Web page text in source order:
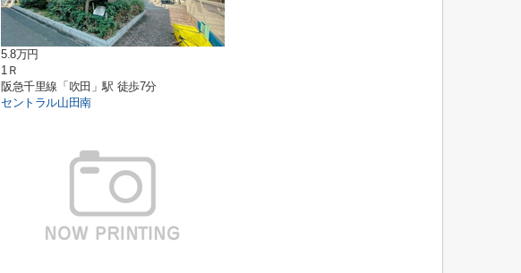
5.8万円
1Ｒ
阪急千里線「吹田」駅 徒歩7分
セントラル山田南